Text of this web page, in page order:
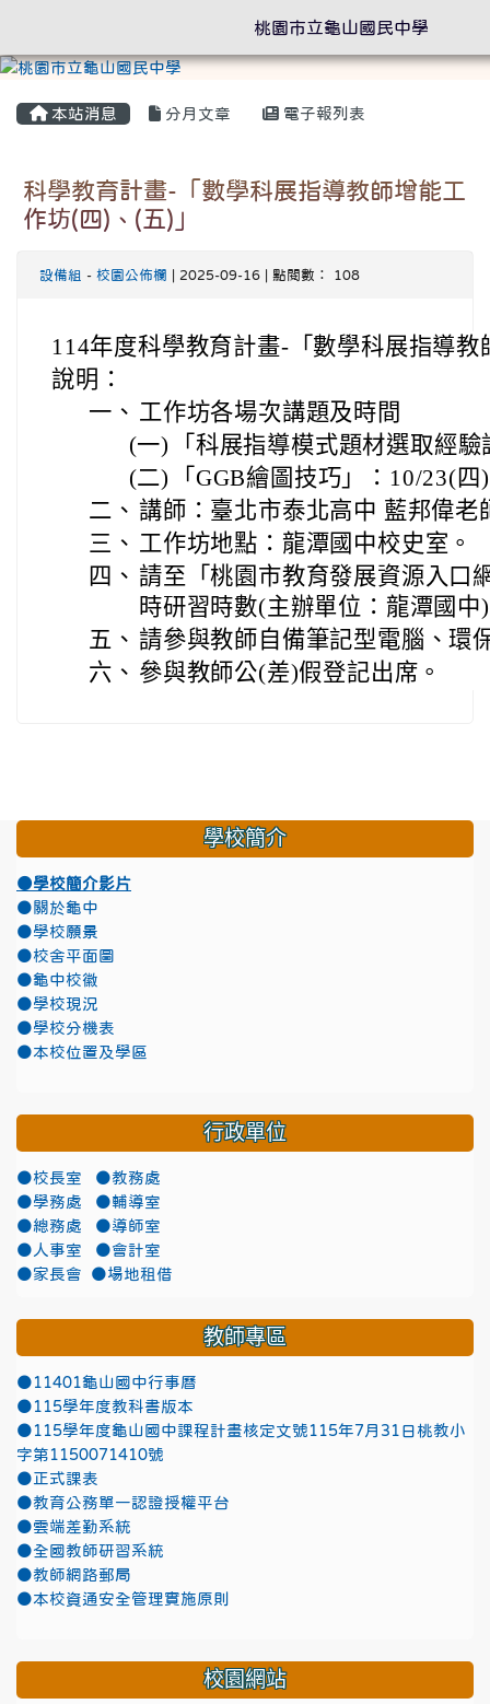
本站消息 分月文章 電子報列表
科學教育計畫-「數學科展指導教師增能工
作坊(四)、(五)」
設備組 - 校園公佈欄 | 2025-09-16 | 點閱數： 108
114年度科學教育計畫-「數學科展指導
說明：
一、 工作坊各場次講題及時間
(一)
「科展指導模式題材選取經
(二)
「GGB繪圖技巧」：10/23(
二、 講師：臺北市泰北高中 藍邦偉老
三、 工作坊地點：龍潭國中校史室。
四、 請至「桃園市教育發展資源入口
時研習時數(主辦單位：龍潭國中
五、 請參與教師自備筆記型電腦、環
六、 參與教師公(差)假登記出席。
學校簡介
●學校簡介影片
●關於龜中
●學校願景
●校舍平面圖
●龜中校徽
●學校現況
●學校分機表
●本校位置及學區
行政單位
●校長室
●教務處
●學務處
●輔導室
●總務處
●導師室
●人事室
●會計室
●家長會
●場地租借
教師專區
●11401龜山國中行事曆
●115學年度教科書版本
●115學年度龜山國中課程計畫核定文號115年7月31日桃教小
字第1150071410號
●正式課表
●教育公務單一認證授權平台
●雲端差勤系統
●全國教師研習系統
●教師網路郵局
●本校資通安全管理實施原則
校園網站
桃園市立龜山國民中學